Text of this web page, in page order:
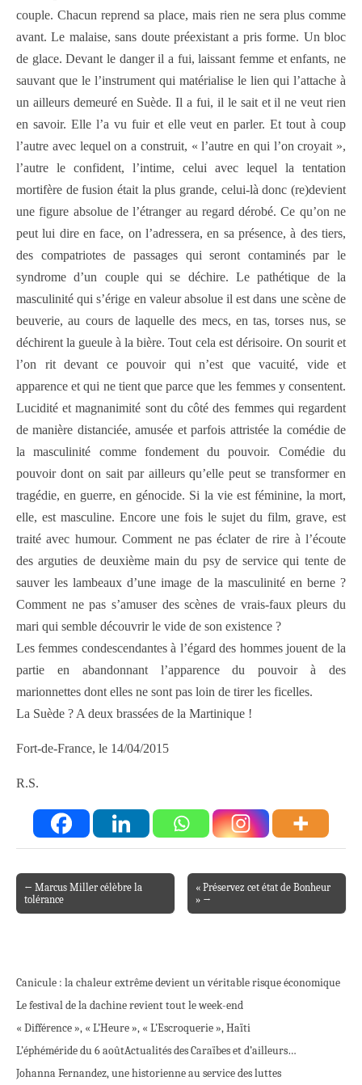
couple. Chacun reprend sa place, mais rien ne sera plus comme
avant. Le malaise, sans doute préexistant a pris forme. Un bloc
de glace. Devant le danger il a fui, laissant femme et enfants, ne
sauvant que le l’instrument qui matérialise le lien qui l’attache à
un ailleurs demeuré en Suède. Il a fui, il le sait et il ne veut rien
en savoir. Elle l’a vu fuir et elle veut en parler. Et tout à coup
l’autre avec lequel on a construit, « l’autre en qui l’on croyait »,
l’autre le confident, l’intime, celui avec lequel la tentation
mortifère de fusion était la plus grande, celui-là donc (re)devient
une figure absolue de l’étranger au regard dérobé. Ce qu’on ne
peut lui dire en face, on l’adressera, en sa présence, à des tiers,
des compatriotes de passages qui seront contaminés par le
syndrome d’un couple qui se déchire. Le pathétique de la
masculinité qui s’érige en valeur absolue il est dans une scène de
beuverie, au cours de laquelle des mecs, en tas, torses nus, se
déchirent la gueule à la bière. Tout cela est dérisoire. On sourit et
l’on rit devant ce pouvoir qui n’est que vacuité, vide et
apparence et qui ne tient que parce que les femmes y consentent.
Lucidité et magnanimité sont du côté des femmes qui regardent
de manière distanciée, amusée et parfois attristée la comédie de
la masculinité comme fondement du pouvoir. Comédie du
pouvoir dont on sait par ailleurs qu’elle peut se transformer en
tragédie, en guerre, en génocide. Si la vie est féminine, la mort,
elle, est masculine. Encore une fois le sujet du film, grave, est
traité avec humour. Comment ne pas éclater de rire à l’écoute
des arguties de deuxième main du psy de service qui tente de
sauver les lambeaux d’une image de la masculinité en berne ?
Comment ne pas s’amuser des scènes de vrais-faux pleurs du
mari qui semble découvrir le vide de son existence ?
Les femmes condescendantes à l’égard des hommes jouent de la
partie en abandonnant l’apparence du pouvoir à des
marionnettes dont elles ne sont pas loin de tirer les ficelles.
La Suède ? A deux brassées de la Martinique !
Fort-de-France, le 14/04/2015
R.S.
Post navigation
← Marcus Miller célèbre la
tolérance
« Préservez cet état de Bonheur
» →
Canicule : la chaleur extrême devient un véritable risque économique
Le festival de la dachine revient tout le week-end
« Différence », « L’Heure », « L’Escroquerie », Haïti
L’éphéméride du 6 aoûtActualités des Caraïbes et d’ailleurs…
Johanna Fernandez, une historienne au service des luttes